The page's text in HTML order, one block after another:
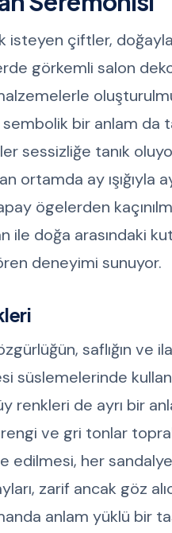
isteyen çiftler,
görkemli salon
bir anlam da
sessizliğe tanık
ortamda ay ışığıyla
ögelerden
ile doğa arasındaki
deneyimi sunuyor.
saflığın ve
süslemelerinde
renkleri de ayrı bir
ve gri tonlar
edilmesi, her
zarif ancak göz
anlam yüklü bir